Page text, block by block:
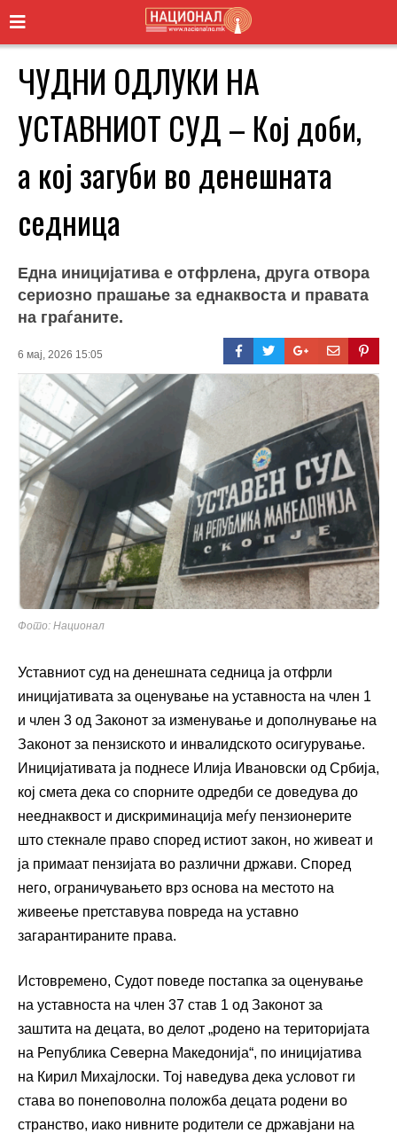
ЧУДНИ ОДЛУКИ НА
УСТАВНИОТ СУД – Кој доби,
а кој загуби во денешната
седница
Една иницијатива е отфрлена, друга отвора
сериозно прашање за еднаквоста и правата
на граѓаните.
6 мај, 2026 15:05
Фото: Национал
Уставниот суд на денешната седница ја отфрли
иницијативата за оценување на уставноста на член 1
и член 3 од Законот за изменување и дополнување на
Законот за пензиското и инвалидското осигурување.
Иницијативата ја поднесе Илија Ивановски од Србија,
кој смета дека со спорните одредби се доведува до
нееднаквост и дискриминација меѓу пензионерите
што стекнале право според истиот закон, но живеат и
ја примаат пензијата во различни држави. Според
него, ограничувањето врз основа на местото на
живеење претставува повреда на уставно
загарантираните права.
Истовремено, Судот поведе постапка за оценување
на уставноста на член 37 став 1 од Законот за
заштита на децата, во делот „родено на територијата
на Република Северна Македонија“, по иницијатива
на Кирил Михајлоски. Тој наведува дека условот ги
става во понеповолна положба децата родени во
странство, иако нивните родители се државјани на